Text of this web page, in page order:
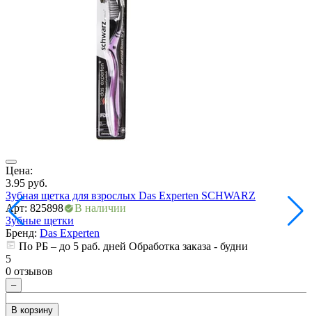
Цена:
3.95 руб.
Зубная щетка для взрослых Das Experten SCHWARZ
Арт: 825898
В наличии
Зубные щетки
Бренд: Das Experten
По РБ – до 5 раб. дней Обработка заказа - будни
5
0 отзывов
–
В корзину